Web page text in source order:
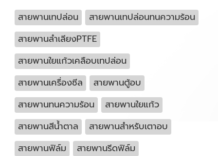
สายพานเทปล่อน
สายพานเทปล่อนทนความร้อน
สายพานลำเลียงPTFE
สายพานใยแก้วเคลือบเทปล่อน
สายพานเครื่องซีล
สายพานตู้อบ
สายพานทนความร้อน
สายพานใยแก้ว
สายพานสีน้ำตาล
สายพานสำหรับเตาอบ
สายพานฟิล์ม
สายพานรีดฟิล์ม